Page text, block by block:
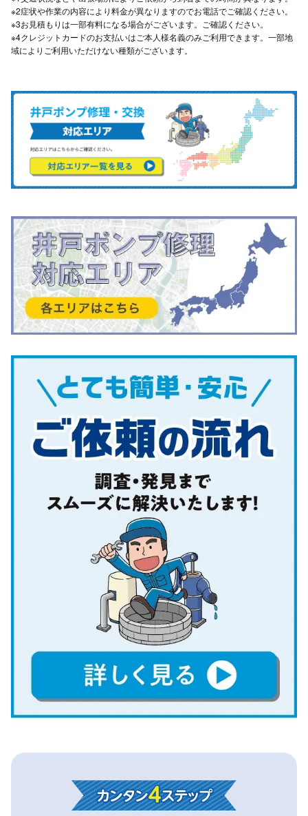
※2症状や作業の内容により料金が異なりますのでお電話でご確認ください。
※3お見積もりは一部有料になる場合がございます。ご確認ください。
※4クレジットカードのお支払いはご本人様名義のみご利用できます。一部地
域によりご利用いただけない種類がございます。